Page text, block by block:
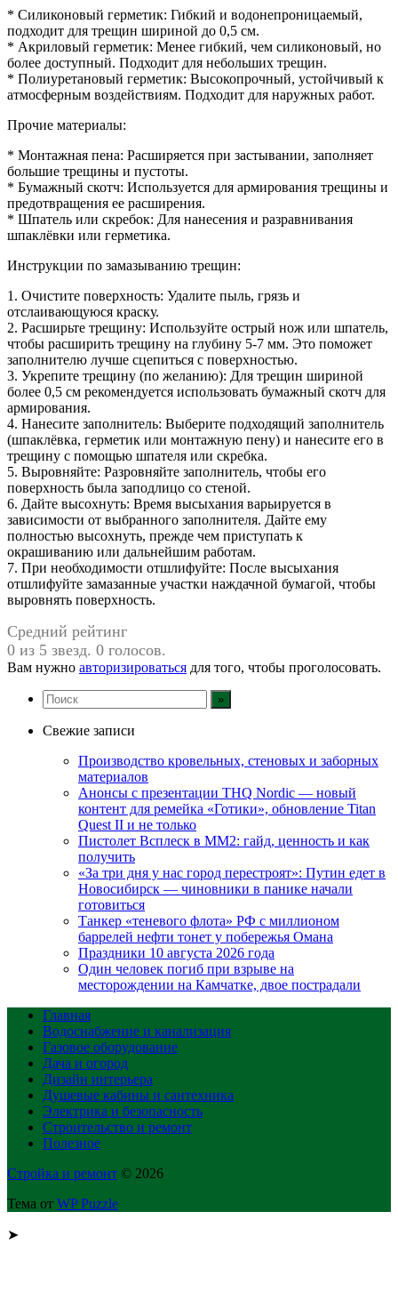
* Силиконовый герметик: Гибкий и водонепроницаемый,
подходит для трещин шириной до 0,5 см.
* Акриловый герметик: Менее гибкий, чем силиконовый, но
более доступный. Подходит для небольших трещин.
* Полиуретановый герметик: Высокопрочный, устойчивый к
атмосферным воздействиям. Подходит для наружных работ.
Прочие материалы:
* Монтажная пена: Расширяется при застывании, заполняет
большие трещины и пустоты.
* Бумажный скотч: Используется для армирования трещины и
предотвращения ее расширения.
* Шпатель или скребок: Для нанесения и разравнивания
шпаклёвки или герметика.
Инструкции по замазыванию трещин:
1. Очистите поверхность: Удалите пыль, грязь и
отслаивающуюся краску.
2. Расширьте трещину: Используйте острый нож или шпатель,
чтобы расширить трещину на глубину 5-7 мм. Это поможет
заполнителю лучше сцепиться с поверхностью.
3. Укрепите трещину (по желанию): Для трещин шириной
более 0,5 см рекомендуется использовать бумажный скотч для
армирования.
4. Нанесите заполнитель: Выберите подходящий заполнитель
(шпаклёвка, герметик или монтажную пену) и нанесите его в
трещину с помощью шпателя или скребка.
5. Выровняйте: Разровняйте заполнитель, чтобы его
поверхность была заподлицо со стеной.
6. Дайте высохнуть: Время высыхания варьируется в
зависимости от выбранного заполнителя. Дайте ему
полностью высохнуть, прежде чем приступать к
окрашиванию или дальнейшим работам.
7. При необходимости отшлифуйте: После высыхания
отшлифуйте замазанные участки наждачной бумагой, чтобы
выровнять поверхность.
Средний рейтинг
0 из 5 звезд. 0 голосов.
Вам нужно авторизироваться для того, чтобы проголосовать.
Свежие записи
Производство кровельных, стеновых и заборных
материалов
Анонсы с презентации THQ Nordic — новый
контент для ремейка «Готики», обновление Titan
Quest II и не только
Пистолет Всплеск в MM2: гайд, ценность и как
получить
«За три дня у нас город перестроят»: Путин едет в
Новосибирск — чиновники в панике начали
готовиться
Танкер «теневого флота» РФ с миллионом
баррелей нефти тонет у побережья Омана
Праздники 10 августа 2026 года
Один человек погиб при взрыве на
месторождении на Камчатке, двое пострадали
Главная
Водоснабжение и канализация
Газовое оборудование
Дача и огород
Дизайн интерьера
Душевые кабины и сантехника
Электрика и безопасность
Строительство и ремонт
Полезное
Стройка и ремонт © 2026
Тема от WP Puzzle
➤